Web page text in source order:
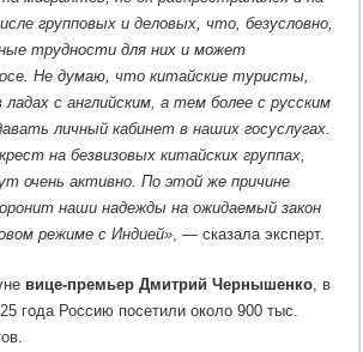
групповых и деловых, что, безусловно,
трудности для них и может
Не думаю, что китайские туристы,
с английским, а тем более с русским
личный кабинет в наших госуслугах.
на безвизовых китайских группах,
очень активно. По этой же причине
наши надежды на ожидаемый закон
режиме с Индией», — сказала эксперт.
вице-премьер Дмитрий Чернышенко, в
года Россию посетили около 900 тыс.